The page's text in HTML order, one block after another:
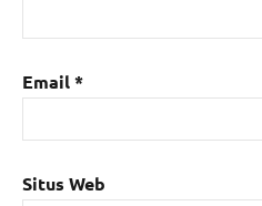
Email*
Situs Web